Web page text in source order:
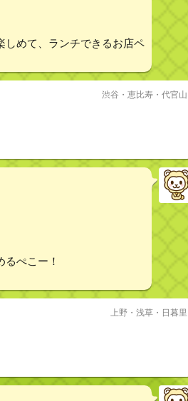
めて、ランチできるお店ペ
渋谷・恵比寿・代官山
ぺこー！
上野・浅草・日暮里